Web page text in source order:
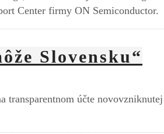
Center firmy ON Semiconductor.
Slovensku“
účte